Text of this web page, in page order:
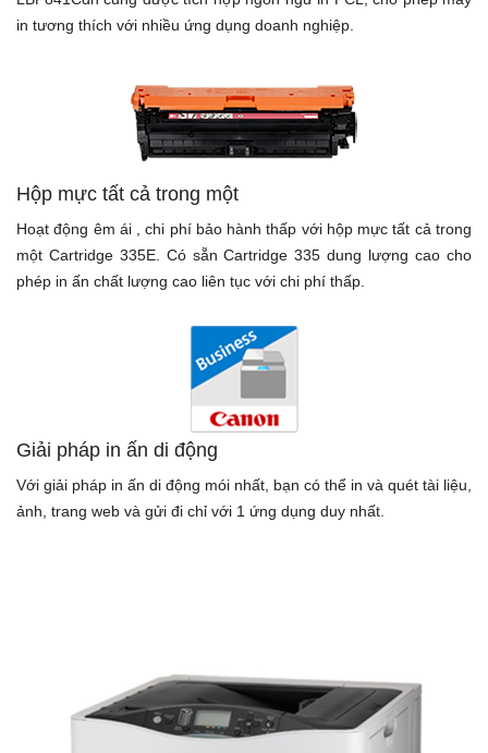
in tương thích với nhiều ứng dụng doanh nghiệp.
Hộp mực tất cả trong một
Hoạt động êm ái , chi phí bảo hành thấp với hộp mực tất cả trong
một Cartridge 335E. Có sẵn Cartridge 335 dung lượng cao cho
phép in ấn chất lượng cao liên tục với chi phí thấp.
Giải pháp in ấn di động
Với giải pháp in ấn di động mói nhất, bạn có thể in và quét tài liệu,
ảnh, trang web và gửi đi chỉ với 1 ứng dụng duy nhất.